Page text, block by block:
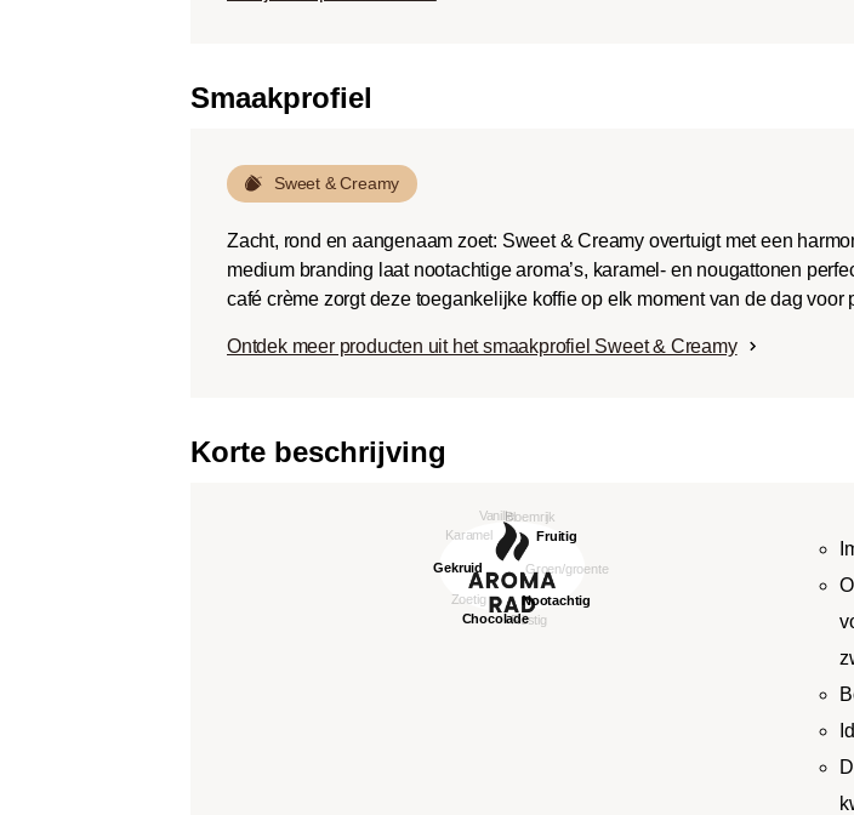
Smaakprofiel
Sweet & Creamy
Zacht, rond en aangenaam zoet: Sweet & Creamy overtuigt met een
medium branding laat nootachtige aroma’s, karamel- en nougattonen
café crème zorgt deze toegankelijke koffie op elk moment van de dag voor
Ontdek meer producten uit het smaakprofiel Sweet & Creamy
Korte beschrijving